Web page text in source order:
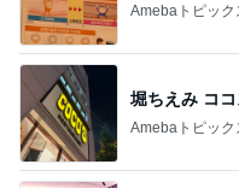
Amebaトピック
堀ちえみ コ
Amebaトピック